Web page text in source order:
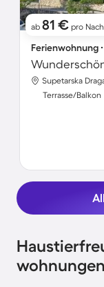
ab 81 € pro
Ferienwohnung
Supetarska
Terrasse/Balkon